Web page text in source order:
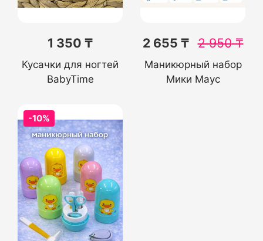
1 350 ₸
Кусачки для ногтей
BabyTime
2 655 ₸ 2 950₸
Маникюрный набор
Мики Маус
-10%